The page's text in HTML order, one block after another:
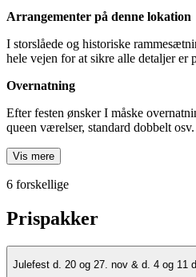
Arrangementer på denne lokation
I storslåede og historiske
hele vejen for at sikre alle detaljer er
Overnatning
Efter festen ønsker I måske
queen værelser, standard dobbelt osv.
Vis mere
6 forskellige
Prispakker
Julefest d. 20 og 27. nov & d. 4 og 11